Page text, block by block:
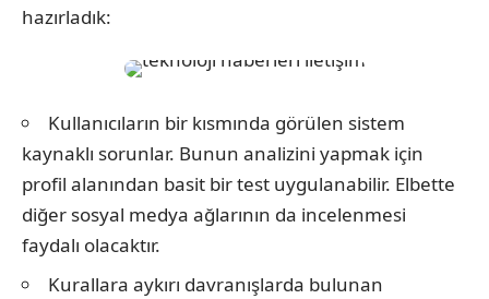
hazırladık:
Kullanıcıların bir kısmında görülen sistem
kaynaklı sorunlar. Bunun analizini yapmak için
profil alanından basit bir test uygulanabilir. Elbette
diğer sosyal medya ağlarının da incelenmesi
faydalı olacaktır.
Kurallara aykırı davranışlarda bulunan